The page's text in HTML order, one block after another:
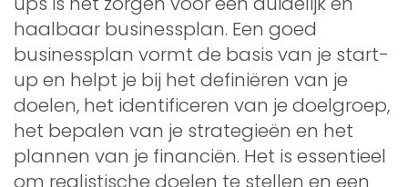
haalbaar businessplan. Een goed
businessplan vormt de basis van je start-
up en helpt je bij het definiëren van je
doelen, het identificeren van je doelgroep,
het bepalen van je strategieën en het
plannen van je financiën. Het is essentieel
om realistische doelen te stellen en een